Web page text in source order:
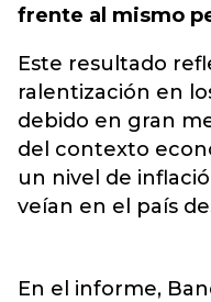
frente al mismo
Este resultado
ralentización en
debido en gran
del contexto
un nivel de
veían en el país
En el informe,